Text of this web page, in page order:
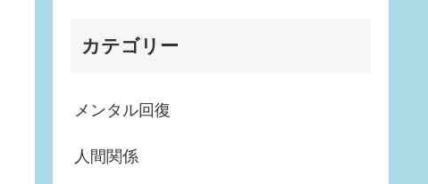
カテゴリー
メンタル回復
人間関係